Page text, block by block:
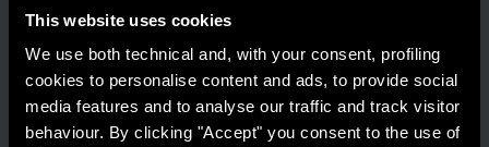
This website uses cookies
We use both technical and, with your consent, profiling
cookies to personalise content and ads, to provide social
media features and to analyse our traffic and track visitor
behaviour. By clicking "Accept" you consent to the use of
casa in un modello di efficienza
LEGGI DI PIÙ